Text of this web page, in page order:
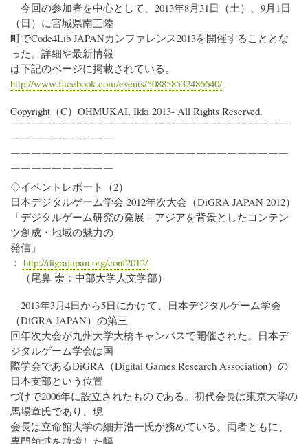
今回の参加者を中心として、2013年8月31日（土）、9月1日
（日）に宮城県南三陸
町でCode4Lib JAPANカンファレンス2013を開催することとな
った。詳細や最新情報
は下記のページに掲載されている。
http://www.facebook.com/events/508858532486640/
Copyright（C）OHMUKAI, Ikki 2013- All Rights Reserved.
￣￣￣￣￣￣￣￣￣￣￣￣￣￣￣￣￣￣￣￣￣￣￣￣￣￣￣
￣￣￣￣￣￣￣￣￣￣
￣￣￣￣￣￣￣￣￣￣￣￣￣￣￣￣￣￣￣￣￣￣￣￣￣￣￣
￣￣￣￣￣￣￣￣￣￣
◇イベントレポート（2）
日本デジタルゲーム学会 2012年次大会（DiGRA JAPAN 2012）
「デジタルゲーム研究の発展－アジアを背景としたコンテン
ツ創成・地域の魅力の
発信」
： http://digrajapan.org/conf2012/
（尾鼻 崇：中部大学人文学部）
2013年3月4日から5日にかけて、日本デジタルゲーム学会
（DiGRA JAPAN）の第三
回年次大会が九州大学大橋キャンパスで開催された。日本デ
ジタルゲーム学会は国
際学会であるDiGRA（Digital Games Research Association）の
日本支部という位置
づけで2006年に設立されたものである。初代会長は東京大学の
馬場章氏であり、現
会長は立命館大学の細井浩一氏が務めている。両者ともに、